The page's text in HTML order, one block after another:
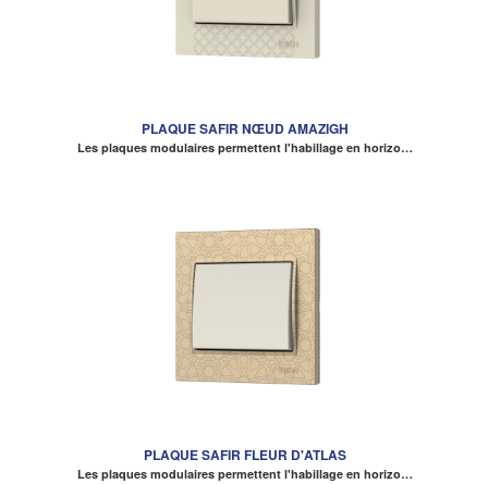
PLAQUE SAFIR NŒUD AMAZIGH
Les plaques modulaires permettent l'habillage en horizo…
PLAQUE SAFIR FLEUR D'ATLAS
Les plaques modulaires permettent l'habillage en horizo…